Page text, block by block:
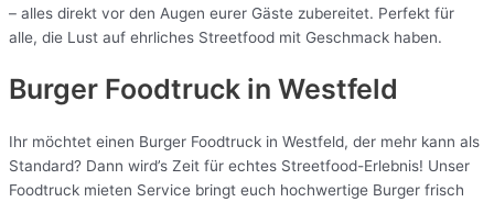
– alles direkt vor den Augen eurer Gäste zubereitet. Perfekt für
alle, die Lust auf ehrliches Streetfood mit Geschmack haben.
Burger Foodtruck in Westfeld
Ihr möchtet einen Burger Foodtruck in Westfeld, der mehr kann als
Standard? Dann wird’s Zeit für echtes Streetfood-Erlebnis! Unser
Foodtruck mieten Service bringt euch hochwertige Burger frisch